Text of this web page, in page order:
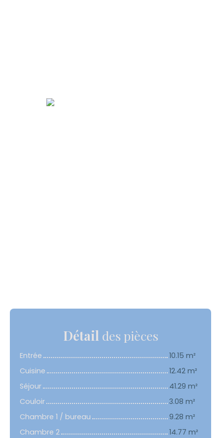
Détail des pièces
Entrée
10.15 m²
Cuisine
12.42 m²
Séjour
41.29 m²
Couloir
3.08 m²
Chambre 1 / bureau
9.28 m²
Chambre 2
14.77 m²